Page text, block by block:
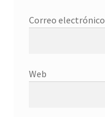
Correo electrónico
Web